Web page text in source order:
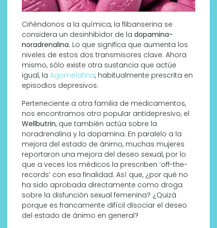
Ciñéndonos a la química, la flibanserina se
considera un desinhibidor de la dopamina-
noradrenalina. Lo que significa que aumenta los
niveles de estos dos transmisores clave. Ahora
mismo, sólo existe otra sustancia que actúe
igual, la Agomelatina, habitualmente prescrita en
episodios depresivos.
Perteneciente a otra familia de medicamentos,
nos encontramos otro popular antidepresivo, el
Wellbutrin, que también actúa sobre la
noradrenalina y la dopamina. En paralelo a la
mejora del estado de ánimo, muchas mujeres
reportaron una mejora del deseo sexual, por lo
que a veces los médicos la prescriben ‘off-the-
records’ con esa finalidad. Así que, ¿por qué no
ha sido aprobada directamente como droga
sobre la disfunción sexual femenina? ¿Quizá
porque es francamente difícil disociar el deseo
del estado de ánimo en general?